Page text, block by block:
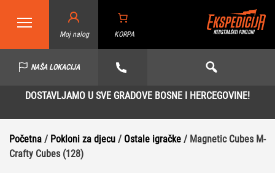
Moj nalog KORPA
NAŠA LOKACIJA
DOSTAVLJAMO U SVE GRADOVE BOSNE I HERCEGOVINE!
Početna / Pokloni za djecu / Ostale igračke / Magnetic Cubes M-
Crafty Cubes (128)